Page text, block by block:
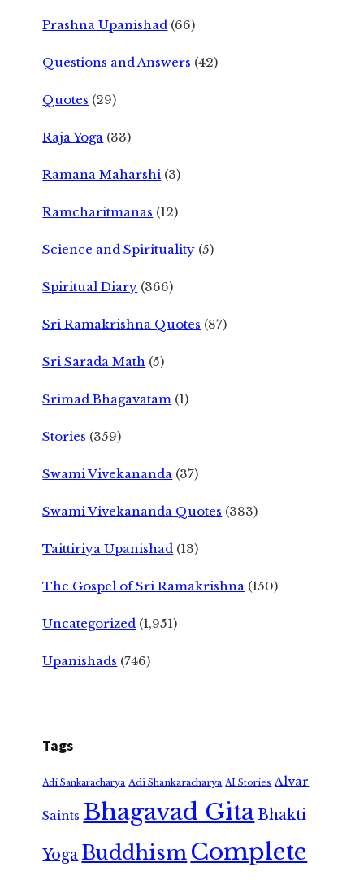
Prashna Upanishad (66)
Questions and Answers (42)
Quotes (29)
Raja Yoga (33)
Ramana Maharshi (3)
Ramcharitmanas (12)
Science and Spirituality (5)
Spiritual Diary (366)
Sri Ramakrishna Quotes (87)
Sri Sarada Math (5)
Srimad Bhagavatam (1)
Stories (359)
Swami Vivekananda (37)
Swami Vivekananda Quotes (383)
Taittiriya Upanishad (13)
The Gospel of Sri Ramakrishna (150)
Uncategorized (1,951)
Upanishads (746)
Tags
Adi Sankaracharya Adi Shankaracharya AI Stories Alvar
Saints Bhagavad GitaBhakti
Yoga Buddhism Complete